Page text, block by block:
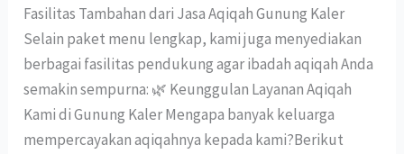
Fasilitas Tambahan dari Jasa Aqiqah Gunung Kaler
Selain paket menu lengkap, kami juga menyediakan
berbagai fasilitas pendukung agar ibadah aqiqah Anda
semakin sempurna: 🌿 Keunggulan Layanan Aqiqah
Kami di Gunung Kaler Mengapa banyak keluarga
mempercayakan aqiqahnya kepada kami?Berikut